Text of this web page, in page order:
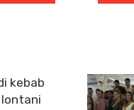
kebab